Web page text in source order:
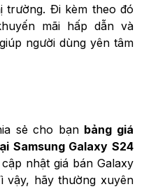
trường. Đi kèm theo đó
mãi hấp dẫn và
người dùng yên tâm
sẻ cho bạn bảng giá
Samsung Galaxy S24
nhật giá bán Galaxy
vậy, hãy thường xuyên